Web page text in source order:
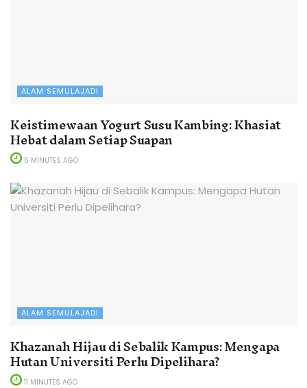
ALAM SEMULAJADI
Keistimewaan Yogurt Susu Kambing: Khasiat
Hebat dalam Setiap Suapan
5 MINUTES AGO
ALAM SEMULAJADI
Khazanah Hijau di Sebalik Kampus: Mengapa
Hutan Universiti Perlu Dipelihara?
11 MINUTES AGO